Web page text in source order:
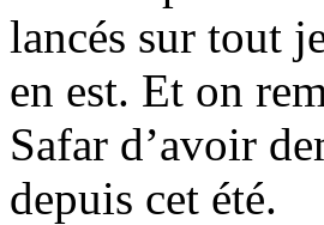
lancés sur tout
en est. Et on
Safar d’avoir
depuis cet été.